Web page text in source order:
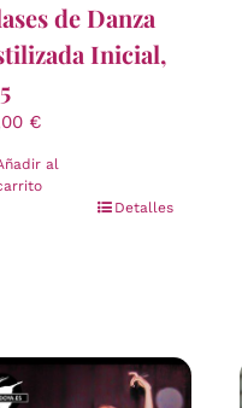
de Danza
Inicial,
€
al
Detalles